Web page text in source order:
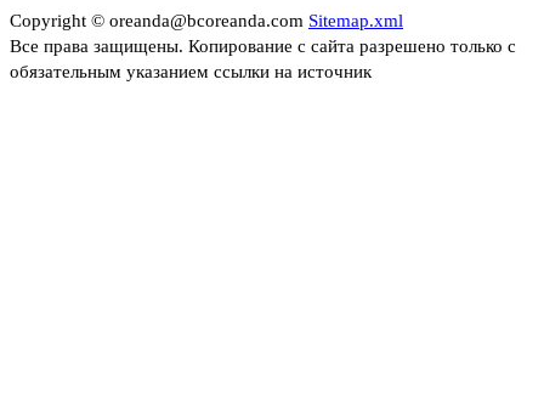
Copyright © oreanda@bcoreanda.com Sitemap.xml
Все права защищены. Копирование с сайта разрешено только с
обязательным указанием ссылки на источник